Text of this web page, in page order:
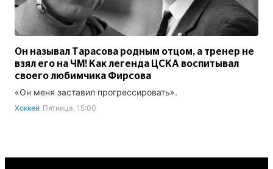
Он называл Тарасова родным отцом, а тренер не
взял его на ЧМ! Как легенда ЦСКА воспитывал
своего любимчика Фирсова
«Он меня заставил прогрессировать».
Хоккей Пятница, 15:00